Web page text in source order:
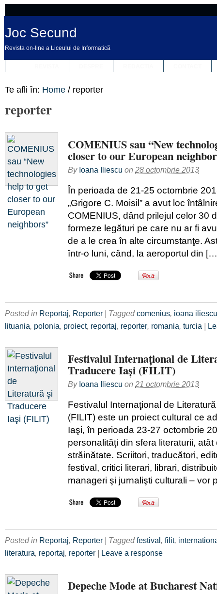
Joc Secund
Revista on-line a Liceului de Informatică
Te afli în: Home / reporter
reporter
COMENIUS sau “New
closer to our European
By Ioana Iliescu on 28 octombrie 2013
În perioada de 21-25 octombrie
„Grigore C. Moisil” a avut loc
COMENIUS, dând prilejul celor 30
formeze legături pe care nu ar fi
de a le crea în alte circumstanţe.
într-o luni, când, la aeroportul din
Posted in Reportaj, Reporter | Taggedcomenius, ioana iliescu
lituania, polonia, proiect, reportaj, reporter, romania, turcia |
Festivalul Internaţional de
Traducere Iaşi (FILIT)
By Ioana Iliescu on 21 octombrie 2013
Festivalul Internaţional de
(FILIT) este un proiect cultural ce
Iaşi, în perioada 23-27 octombrie
personalităţi din sfera literaturii,
străinătate. Scriitori, traducători,
festival, critici literari, librari,
manageri şi jurnalişti culturali – vor
Posted in Reportaj, Reporter | Taggedfestival, filit,
literatura, reportaj, reporter | Leave a response
Depeche Mode at Bucharest